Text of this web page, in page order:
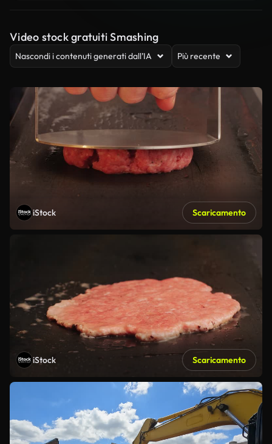
Video stock gratuiti Smashing
Nascondi i contenuti generati dall’IA Più recente
iStock Scaricamento
iStock Scaricamento